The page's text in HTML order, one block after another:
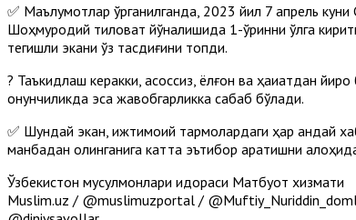
✅ Маълумотлар ўрганилганда, 2023 йил 7 апрель
Шоҳмуродий тиловат йўналишида 1-ўринни қўлга
тегишли экани ўз тасдиғини топди.
? Таъкидлаш керакки, асоссиз, ёлғон ва ҳақиқатдан
қонунчиликда эса жавобгарликка сабаб бўлади.
✅ Шундай экан, ижтимоий тармоқлардаги ҳар қандай
манбадан олинганига катта эътибор қаратишни
Ўзбекистон мусулмонлари идораси Матбуот хизмати
Muslim.uz / @muslimuzportal /